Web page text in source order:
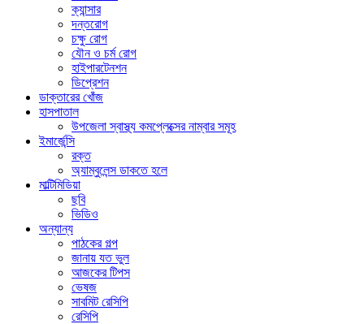
ক্যান্সার
দন্তরোগ
চক্ষু রোগ
যৌন ও চর্ম রোগ
হাইপারটেনশন
ডিপ্রেশন
ডাক্তারের খোঁজ
হাসপাতাল
উপজেলা স্বাস্থ্য কমপ্লেক্সের নাম্বার সমূহ
ইমার্জেন্সি
রক্ত
অ্যাম্বুলেন্স ডাকতে হলে
মাল্টিমিডিয়া
ছবি
ভিডিও
অন্যান্য
পাঠকের গল্প
জানায় যত ভুল
আজকের টিপস
ভেষজ
সাবমিট রেসিপি
রেসিপি